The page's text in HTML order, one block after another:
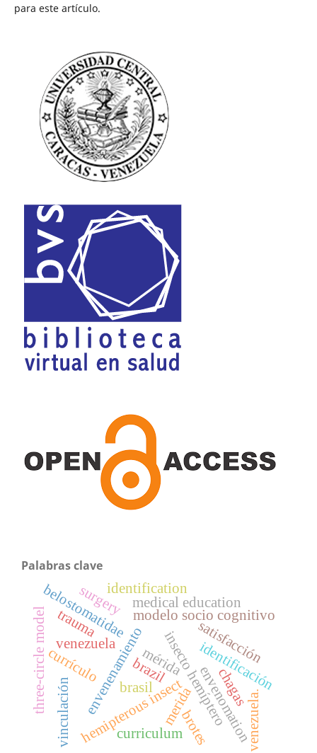
para este artículo.
Palabras clave
envenenamientoinsecto hemíptero
belostomatidae
mérida
venezuela
envenomation
hemipterous insect
merida venezuela.
currículo
modelo socio cognitivo
curriculum
medical education
three-circle model identificación
vinculación
satisfacción
identification
chagas
brasil
brotes
brazil
trauma
surgery